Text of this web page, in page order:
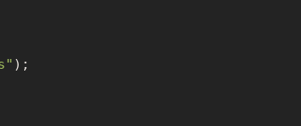
);